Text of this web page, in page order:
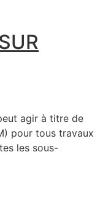
agir à titre de
pour tous travaux
les sous-